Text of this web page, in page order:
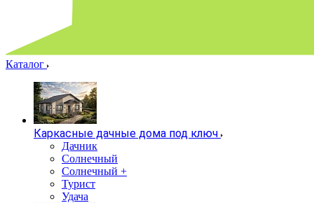
Каталог
Каркасные дачные дома под ключ
Дачник
Солнечный
Солнечный +
Турист
Удача